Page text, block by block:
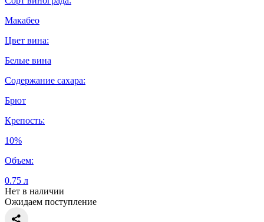
Макабео
Цвет вина:
Белые вина
Содержание сахара:
Брют
Крепость:
10%
Объем:
0.75 л
Нет в наличии
Ожидаем поступление